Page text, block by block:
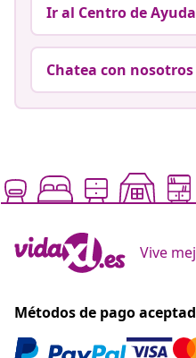
Ir al Centro de Ayuda
Chatea con nosotros
Vive
Métodos de pago